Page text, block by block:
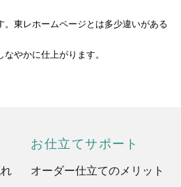
。東レホームページとは多少違いがある
やかに仕上がります。
お仕立てサポート
オーダー仕立てのメリット